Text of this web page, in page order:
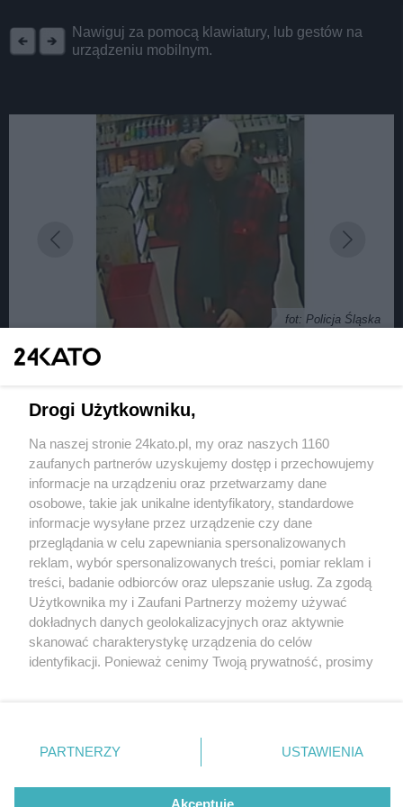
Nawiguj za pomocą klawiatury, lub gestów na
urządzeniu mobilnym.
fot: Policja Śląska
Katowicach. Czy ktoś go rozpoznaje?
1 / 2
Podejrzany kradziez
katowice 1
Wydawca mediów lokalnych
Nie zapomnij
zapoznać się z:
polityką prywatności regulamin korzystania z portali
Twojemiasto
Piekary Śląskie
Chorzów
Tarnowskie Góry
Gliwice
Skontakuj sięz nami
Kontakt
Wydawca
Redakcja
Drogi Użytkowniku,
Na naszej stronie 24kato.pl, my oraz naszych 1160
zaufanych partnerów uzyskujemy dostęp i przechowujemy
informacje na urządzeniu oraz przetwarzamy dane
osobowe, takie jak unikalne identyfikatory, standardowe
informacje wysyłane przez urządzenie czy dane
przeglądania w celu zapewniania spersonalizowanych
reklam, wybór spersonalizowanych treści, pomiar reklam i
treści, badanie odbiorców oraz ulepszanie usług. Za zgodą
Użytkownika my i Zaufani Partnerzy możemy używać
dokładnych danych geolokalizacyjnych oraz aktywnie
skanować charakterystykę urządzenia do celów
identyfikacji. Ponieważ cenimy Twoją prywatność, prosimy
prywatności znajdujący się w lewym dolnym rogu strony
. Niektóre rodzaje przetwarzania danych nie wymagają
zgody użytkownika, ale masz prawo sprzeciwić się
takiemu przetwarzaniu. Preferencje będą miały
PARTNERZY USTAWIENIA
Akceptuję